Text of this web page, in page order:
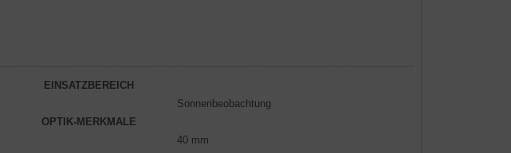
EINSATZBEREICH
Sonnenbeobachtung
OPTIK-MERKMALE
40 mm